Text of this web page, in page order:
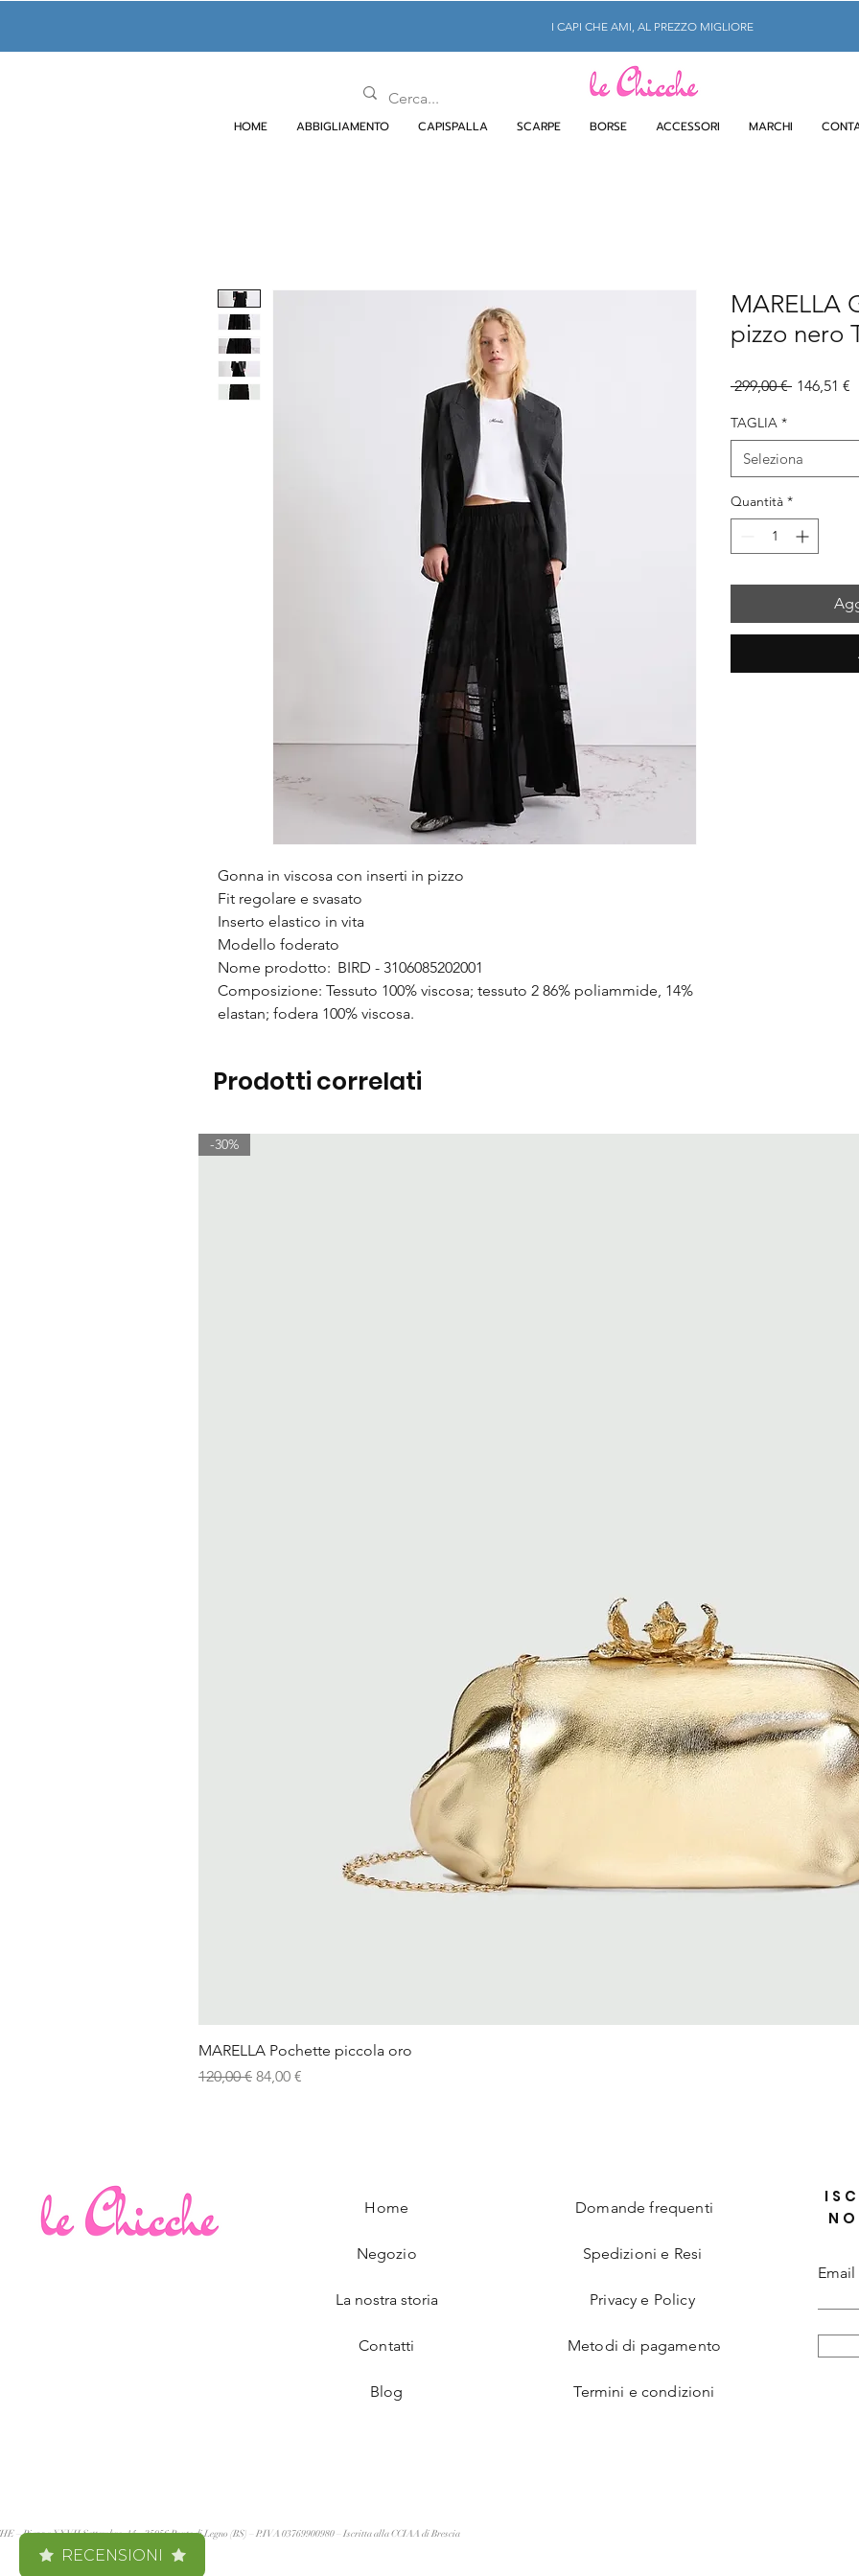
I CAPI CHE AMI, AL PREZZO MIGLIORE
HOME ABBIGLIAMENTO CAPISPALLA SCARPE BORSE ACCESSORI MARCHI
Gonna in viscosa con inserti in pizzo
Fit regolare e svasato
Inserto elastico in vita
Modello foderato
Nome prodotto: BIRD - 3106085202001
Composizione: Tessuto 100% viscosa; tessuto 2 86% poliammide, 14%
elastan; fodera 100% viscosa.
MARELLA
pizzo nero
299,00 € Prezzo
146,51 €
TAGLIA *
Seleziona
Quantità *
Prodotti correlati
-30%
MARELLA Pochette piccola oro
Prezzo regolare
120,00 € Prezzo scontato
84,00 €
Home
Negozio
La nostra storia
Contatti
Blog
Domande frequenti
Spedizioni e Resi
Privacy e Policy
Metodi di pagamento
Termini e condizioni
Email
– Piazza XXVII Settembre, 14 – 25056 Ponte di Legno (BS) – P.IVA 03769900980 – Iscritta alla CCIAA di Brescia
RECENSIONI